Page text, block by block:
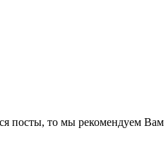
посты, то мы рекомендуем Вам